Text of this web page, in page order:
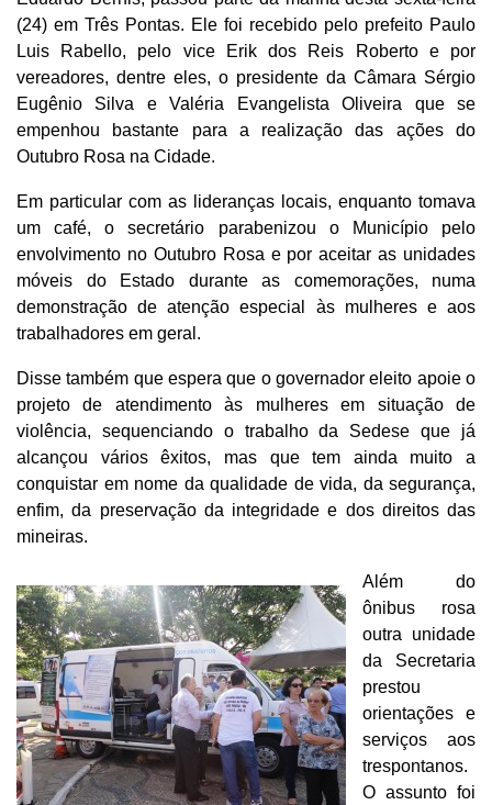
(24) em Três Pontas. Ele foi recebido pelo prefeito Paulo
Luis Rabello, pelo vice Erik dos Reis Roberto e por
vereadores, dentre eles, o presidente da Câmara Sérgio
Eugênio Silva e Valéria Evangelista Oliveira que se
empenhou bastante para a realização das ações do
Outubro Rosa na Cidade.
Em particular com as lideranças locais, enquanto tomava
um café, o secretário parabenizou o Município pelo
envolvimento no Outubro Rosa e por aceitar as unidades
móveis do Estado durante as comemorações, numa
demonstração de atenção especial às mulheres e aos
trabalhadores em geral.
Disse também que espera que o governador eleito apoie o
projeto de atendimento às mulheres em situação de
violência, sequenciando o trabalho da Sedese que já
alcançou vários êxitos, mas que tem ainda muito a
conquistar em nome da qualidade de vida, da segurança,
enfim, da preservação da integridade e dos direitos das
mineiras.
Além do
ônibus rosa
outra unidade
da Secretaria
prestou
orientações e
serviços aos
trespontanos.
O assunto foi